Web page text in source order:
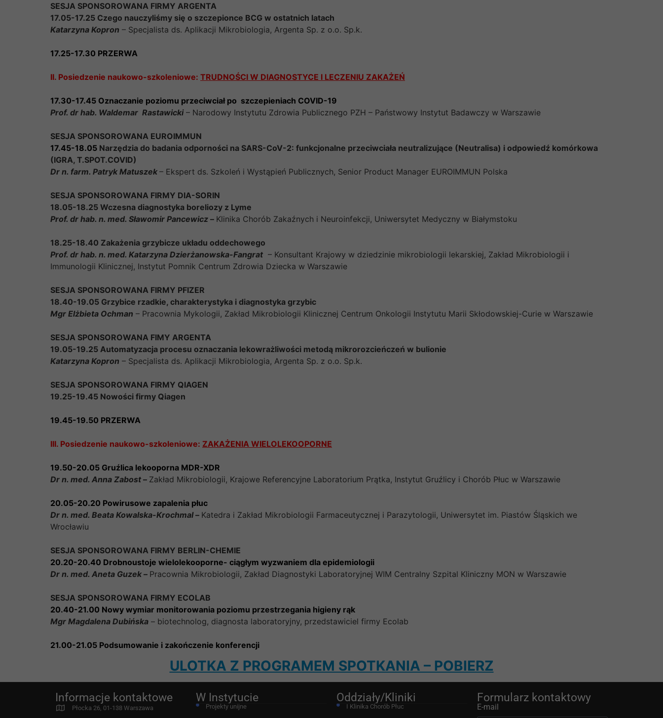
SESJA SPONSOROWANA FIRMY ARGENTA
17.05-17.25 Czego nauczyliśmy się o szczepionce BCG w ostatnich latach
Katarzyna Kopron – Specjalista ds. Aplikacji Mikrobiologia, Argenta Sp. z o.o. Sp.k.
17.25-17.30 PRZERWA
II. Posiedzenie naukowo-szkoleniowe: TRUDNOŚCI W DIAGNOSTYCE I LECZENIU ZAKAŻEŃ
17.30-17.45 Oznaczanie poziomu przeciwciał po szczepieniach COVID-19
Prof. dr hab. Waldemar Rastawicki– Narodowy Instytutu Zdrowia Publicznego PZH – Państwowy Instytut Badawczy w Warszawie
SESJA SPONSOROWANA EUROIMMUN
17.45-18.05 Narzędzia do badania odporności na SARS-CoV-2: funkcjonalne przeciwciała neutralizujące (Neutralisa) i odpowiedź komórkowa
(IGRA, T.SPOT.COVID)
Dr n. farm. Patryk Matuszek– Ekspert ds. Szkoleń i Wystąpień Publicznych, Senior Product Manager EUROIMMUN Polska
SESJA SPONSOROWANA FIRMY DIA-SORIN
18.05-18.25 Wczesna diagnostyka boreliozy z Lyme
Prof. dr hab. n. med. Sławomir Pancewicz – Klinika Chorób Zakaźnych i Neuroinfekcji, Uniwersytet Medyczny w Białymstoku
18.25-18.40 Zakażenia grzybicze układu oddechowego
Prof. dr hab. n. med. Katarzyna Dzierżanowska-Fangrat – Konsultant Krajowy w dziedzinie mikrobiologii lekarskiej, Zakład Mikrobiologii i
Immunologii Klinicznej, Instytut Pomnik Centrum Zdrowia Dziecka w Warszawie
SESJA SPONSOROWANA FIRMY PFIZER
18.40-19.05 Grzybice rzadkie, charakterystyka i diagnostyka grzybic
Mgr Elżbieta Ochman – Pracownia Mykologii, Zakład Mikrobiologii Klinicznej Centrum Onkologii Instytutu Marii Skłodowskiej-Curie w Warszawie
SESJA SPONSOROWANA FIMY ARGENTA
19.05-19.25 Automatyzacja procesu oznaczania lekowrażliwości metodą mikrorozcieńczeń w bulionie
Katarzyna Kopron – Specjalista ds. Aplikacji Mikrobiologia, Argenta Sp. z o.o. Sp.k.
SESJA SPONSOROWANA FIRMY QIAGEN
19.25-19.45 Nowości firmy Qiagen
19.45-19.50 PRZERWA
III. Posiedzenie naukowo-szkoleniowe: ZAKAŻENIA WIELOLEKOOPORNE
19.50-20.05 Gruźlica lekooporna MDR-XDR
Dr n. med. Anna Zabost – Zakład Mikrobiologii, Krajowe Referencyjne Laboratorium Prątka, Instytut Gruźlicy i Chorób Płuc w Warszawie
20.05-20.20 Powirusowe zapalenia płuc
Dr n. med. Beata Kowalska-Krochmal– Katedra i Zakład Mikrobiologii Farmaceutycznej i Parazytologii, Uniwersytet im. Piastów Śląskich we
Wrocławiu
SESJA SPONSOROWANA FIRMY BERLIN-CHEMIE
20.20-20.40 Drobnoustoje wielolekooporne- ciągłym wyzwaniem dla epidemiologii
Dr n. med. Aneta Guzek– Pracownia Mikrobiologii, Zakład Diagnostyki Laboratoryjnej WIM Centralny Szpital Kliniczny MON w Warszawie
SESJA SPONSOROWANA FIRMY ECOLAB
20.40-21.00 Nowy wymiar monitorowania poziomu przestrzegania higieny rąk
Mgr Magdalena Dubińska – biotechnolog, diagnosta laboratoryjny, przedstawiciel firmy Ecolab
21.00-21.05 Podsumowanie i zakończenie konferencji
ULOTKA Z PROGRAMEM SPOTKANIA – POBIERZ
Informacje kontaktowe
Płocka 26, 01-138 Warszawa
W Instytucie
Projekty unijne
Oddziały/Kliniki
I Klinika Chorób Płuc
Formularz kontaktowy
E-mail